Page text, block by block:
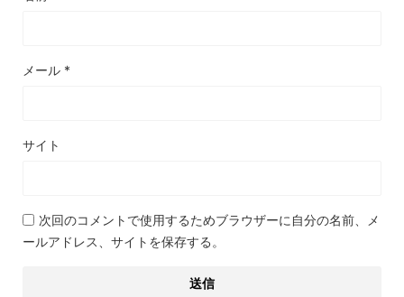
メール *
サイト
次回のコメントで使用するためブラウザーに自分の名前、メ
ールアドレス、サイトを保存する。